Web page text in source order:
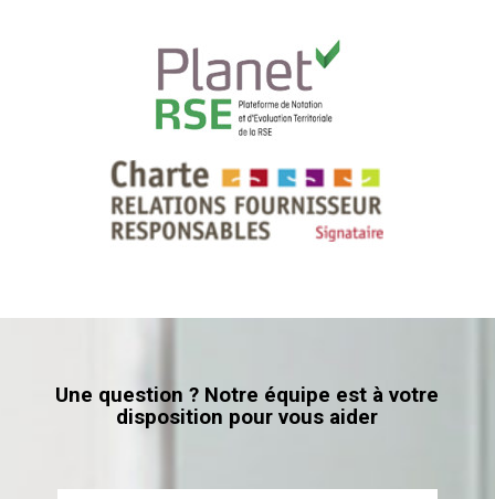
Une question ? Notre équipe est à votre
disposition pour vous aider